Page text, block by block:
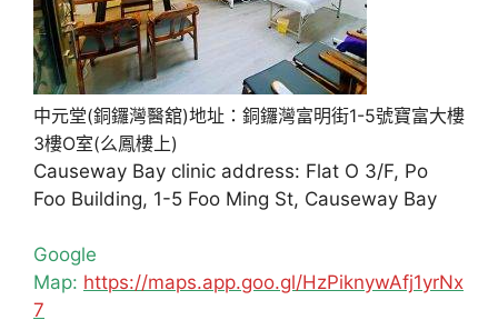
中元堂(銅鑼灣醫舘)地址：銅鑼灣富明街1-5號寶富大樓
3樓O室(么鳳樓上)
Causeway Bay clinic address: Flat O 3/F, Po
Foo Building, 1-5 Foo Ming St, Causeway Bay
Google
Map: https://maps.app.goo.gl/HzPiknywAfj1yrNx
7